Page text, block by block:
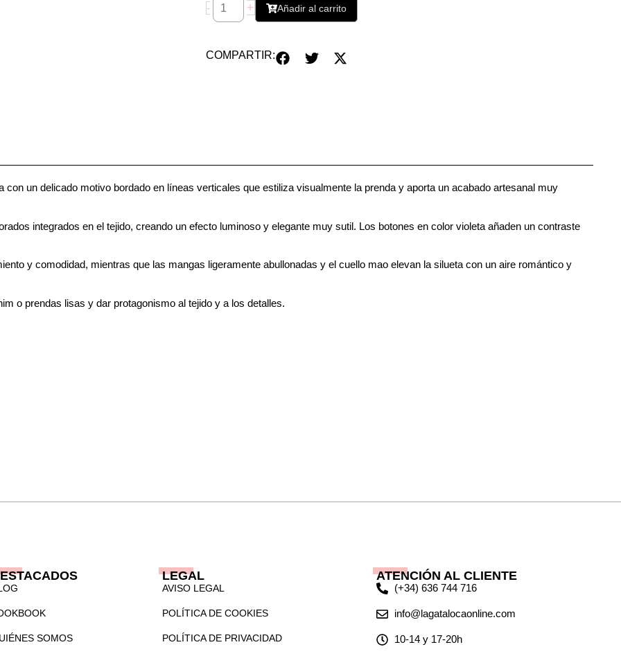
- + Añadir al carrito
COMPARTIR:
un delicado motivo bordado en líneas verticales que estiliza visualmente la prenda y aporta un acabado artesanal muy
integrados en el tejido, creando un efecto luminoso y elegante muy sutil. Los botones en color violeta añaden un contraste
y comodidad, mientras que las mangas ligeramente abullonadas y el cuello mao elevan la silueta con un aire romántico y
o prendas lisas y dar protagonismo al tejido y a los detalles.
SOMOS
LEGAL
AVISO LEGAL
POLÍTICA DE COOKIES
POLÍTICA DE PRIVACIDAD
ATENCIÓN AL CLIENTE
(+34) 636 744 716
info@lagatalocaonline.com
10-14 y 17-20h